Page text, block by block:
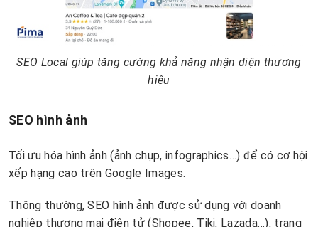
SEO Local giúp tăng cường khả năng nhận diện thương
hiệu
SEO hình ảnh
Tối ưu hóa hình ảnh (ảnh chụp, infographics…) để có cơ hội
xếp hạng cao trên Google Images.
Thông thường, SEO hình ảnh được sử dụng với doanh
nghiệp thương mại điện tử (Shopee, Tiki, Lazada…), trang